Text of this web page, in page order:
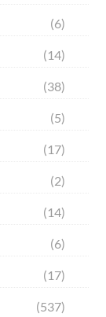
(6)
(14)
(38)
(5)
(17)
(2)
(14)
(6)
(17)
(537)